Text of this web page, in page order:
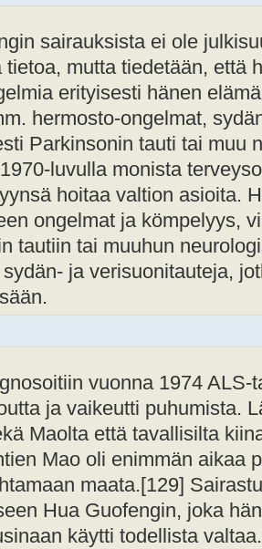
sairauksista ei ole
tietoa, mutta tiedetään, että
erityisesti hänen
hermosto-ongelmat,
Parkinsonin tauti tai muu
luvulla monista
hoitaa valtion asioita.
ongelmat ja kömpelyys,
tautiin tai muuhun
ja verisuonitauteja,
vuonna 1974 ALS-
ja vaikeutti puhumista.
Maolta että tavallisilta
Mao oli enimmän aikaa
maata.[129]
Hua Guofengin, joka
käytti todellista